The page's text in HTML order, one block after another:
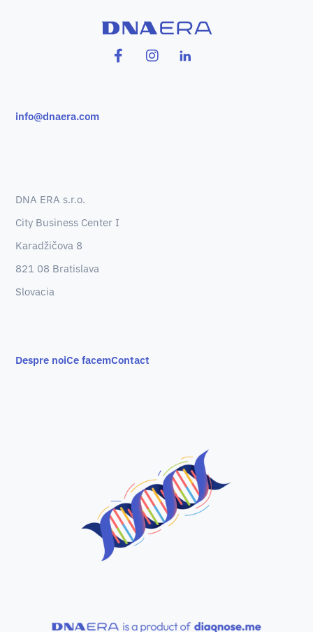
info@dnaera.com
DNA ERA s.r.o.
City Business Center I
Karadžičova 8
821 08 Bratislava
Slovacia
Despre noiCe facemContact